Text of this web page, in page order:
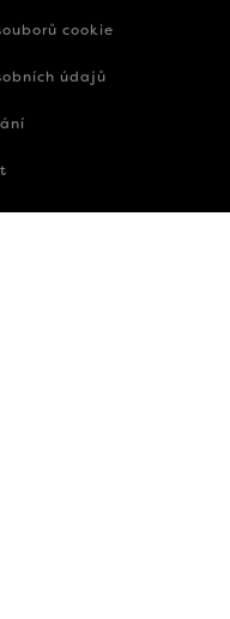
cookie
údajů